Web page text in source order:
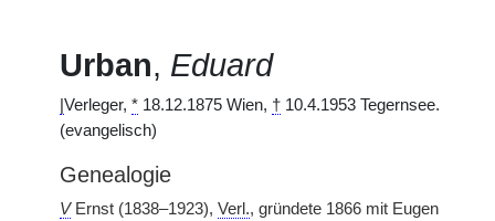
Urban, Eduard
Verleger, * 18.12.1875 Wien, † 10.4.1953 Tegernsee.
(evangelisch)
Genealogie
VErnst (1838–1923), Verl., gründete 1866 mit Eugen